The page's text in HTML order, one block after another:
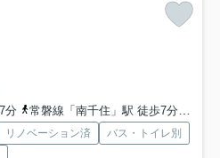
分
常磐線「南千住」駅 徒歩7分
リノベーション済
バス・トイレ別